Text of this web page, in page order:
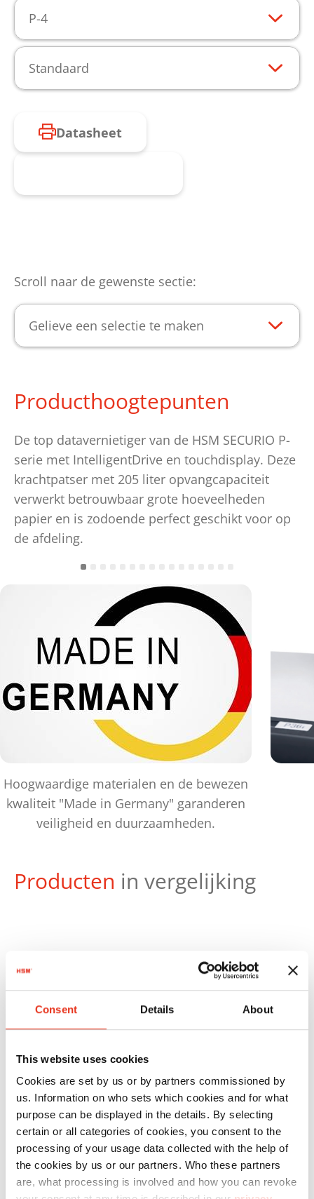
Consent Details About
This website uses cookies
Cookies are set by us or by partners commissioned by
us. Information on who sets which cookies and for what
purpose can be displayed in the details. By selecting
certain or all categories of cookies, you consent to the
processing of your usage data collected with the help of
the cookies by us or our partners. Who these partners
are, what processing is involved and how you can revoke
P-4
Standaard
Datasheet
Scroll naar de gewenste sectie:
Gelieve een selectie te maken
Producthoogtepunten
De top datavernietiger van de HSM SECURIO P-
serie met IntelligentDrive en touchdisplay. Deze
krachtpatser met 205 liter opvangcapaciteit
verwerkt betrouwbaar grote hoeveelheden
papier en is zodoende perfect geschikt voor op
de afdeling.
Hoogwaardige materialen en de bewezen
kwaliteit "Made in Germany" garanderen
veiligheid en duurzaamheden.
Producten in vergelijking
Productnr.: EAN:
HSM
P44i - 5,8
mm
1871121 4026631058438